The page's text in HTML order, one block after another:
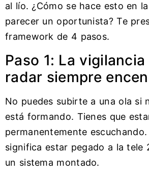
al lío. ¿Cómo se hace esto en
parecer un oportunista? Te
framework de 4 pasos.
Paso 1: La
radar siempre
No puedes subirte a una ola si
está formando. Tienes que
permanentemente
significa estar pegado a la tele
un sistema montado.